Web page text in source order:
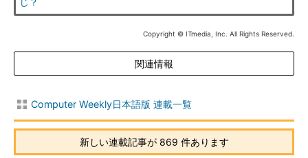
Copyright © ITmedia, Inc. All Rights Reserved.
関連情報
Computer Weekly日本語版 連載一覧
新しい連載記事が 869 件あります